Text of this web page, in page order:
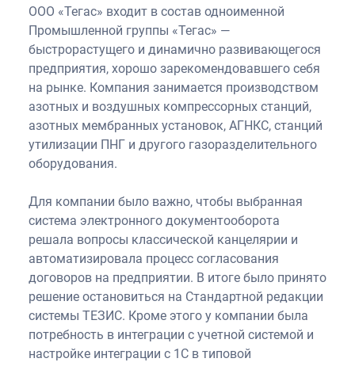
ООО «Тегас» входит в состав одноименной
Промышленной группы «Тегас» —
быстрорастущего и динамично развивающегося
предприятия, хорошо зарекомендовавшего себя
на рынке. Компания занимается производством
азотных и воздушных компрессорных станций,
азотных мембранных установок, АГНКС, станций
утилизации ПНГ и другого газоразделительного
оборудования.
Для компании было важно, чтобы выбранная
система электронного документооборота
решала вопросы классической канцелярии и
автоматизировала процесс согласования
договоров на предприятии. В итоге было принято
решение остановиться на Стандартной редакции
системы ТЕЗИС. Кроме этого у компании была
потребность в интеграции с учетной системой и
настройке интеграции с 1С в типовой